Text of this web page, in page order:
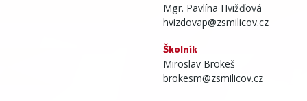
Mgr. Pavlína Hvižďová
hvizdovap@zsmilicov.cz
Školník
Miroslav Brokeš
brokesm@zsmilicov.cz